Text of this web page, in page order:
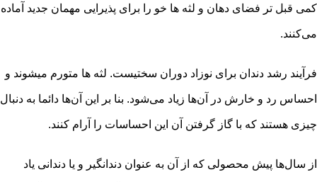
کمی قبل تر فضای دهان و لثه ها خو را برای پذیرایی مهمان جدید آماده
می‌کنند.
فرآیند رشد دندان برای نوزاد دوران سختیست. لثه ها متورم میشوند و
احساس رد و خارش در آن‌ها زیاد می‌شود. بنا بر این آن‌ها دائما به دنبال
چیزی هستند که با گاز گرفتن آن این احساسات را آرام کنند.
از سال‌ها پیش محصولی که از آن به عنوان دندانگیر و یا دندانی یاد